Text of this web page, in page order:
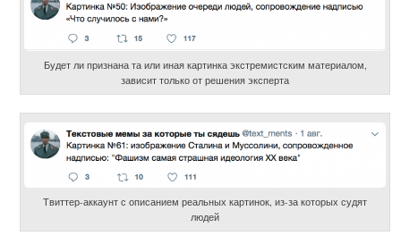
Будет ли признана та или иная картинка экстремистским материалом,
зависит только от решения эксперта
Твиттер-аккаунт с описанием реальных картинок, из-за которых судят
людей